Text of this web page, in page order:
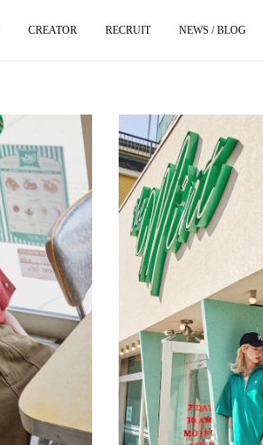
CREATOR RECRUIT NEWS / BLOG